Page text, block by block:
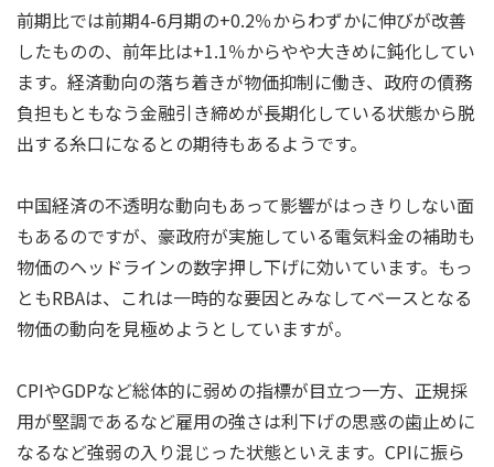
前期比では前期4-6月期の+0.2％からわずかに伸びが改善
したものの、前年比は+1.1％からやや大きめに鈍化してい
ます。経済動向の落ち着きが物価抑制に働き、政府の債務
負担もともなう金融引き締めが長期化している状態から脱
出する糸口になるとの期待もあるようです。
中国経済の不透明な動向もあって影響がはっきりしない面
もあるのですが、豪政府が実施している電気料金の補助も
物価のヘッドラインの数字押し下げに効いています。もっ
ともRBAは、これは一時的な要因とみなしてベースとなる
物価の動向を見極めようとしていますが。
CPIやGDPなど総体的に弱めの指標が目立つ一方、正規採
用が堅調であるなど雇用の強さは利下げの思惑の歯止めに
なるなど強弱の入り混じった状態といえます。CPIに振ら